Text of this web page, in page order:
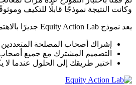
وكانت النتيجة نموذجًا قابلًا للتكيف
يعد نموذج Equity Action Lab جديرًا بالاهتمام عندما تريد:
إشراك أصحاب المصلحة
التصميم المشترك مع جميع
اختبر طريقك إلى الحلول عندما